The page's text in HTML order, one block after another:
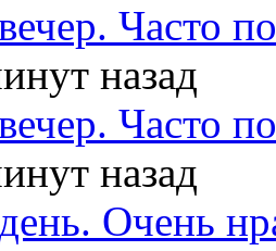
Часто
назад
Часто
назад
Очень